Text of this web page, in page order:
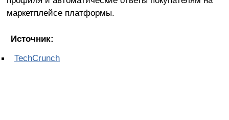
маркетплейсе платформы.
Источник:
TechCrunch